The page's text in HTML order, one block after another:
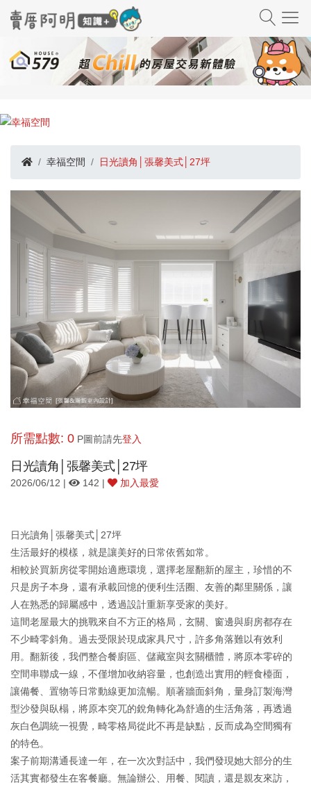
幸福空間 日光讀角│張馨美式│27坪
所需點數: 0 P圖前請先登入
日光讀角│張馨美式│27坪
2026/06/12 | 142 | 加入最愛
日光讀角│張馨美式│27坪
生活最好的模樣，就是讓美好的日常依舊如常。
相較於買新房從零開始適應環境，選擇老屋翻新的屋主，珍惜的不
只是房子本身，還有承載回憶的便利生活圈、友善的鄰里關係，讓
人在熟悉的歸屬感中，透過設計重新享受家的美好。
這間老屋最大的挑戰來自不方正的格局，玄關、窗邊與廚房都存在
不少畸零斜角。過去受限於現成家具尺寸，許多角落難以有效利
用。翻新後，我們整合餐廚區、儲藏室與玄關櫃體，將原本零碎的
空間串聯成一線，不僅增加收納容量，也創造出實用的輕食檯面，
讓備餐、置物等日常動線更加流暢。順著牆面斜角，量身訂製海灣
型沙發與臥榻，將原本突兀的銳角轉化為舒適的生活角落，再透過
灰白色調統一視覺，畸零格局從此不再是缺點，反而成為空間獨有
的特色。
案子前期溝通長達一年，在一次次對話中，我們發現她大部分的生
活其實都發生在客餐廳。無論辦公、用餐、閱讀，還是親友來訪，